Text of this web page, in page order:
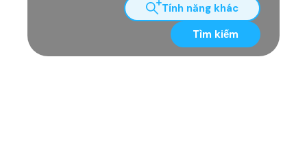
Tính năng khác
Tìm kiếm